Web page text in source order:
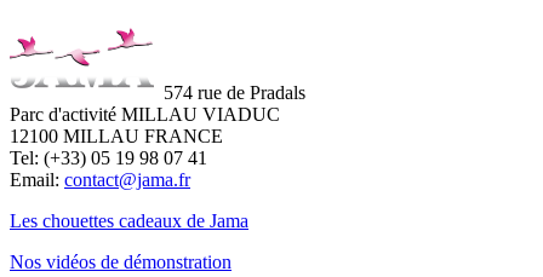
574 rue de Pradals
Parc d'activité MILLAU VIADUC
12100 MILLAU FRANCE
Tel: (+33) 05 19 98 07 41
Email: contact@jama.fr
Les chouettes cadeaux de Jama
Nos vidéos de démonstration